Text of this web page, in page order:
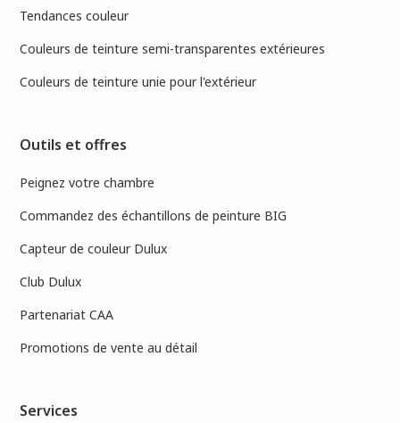
Tendances couleur
Couleurs de teinture semi-transparentes extérieures
Couleurs de teinture unie pour l'extérieur
Outils et offres
Peignez votre chambre
Commandez des échantillons de peinture BIG
Capteur de couleur Dulux
Club Dulux
Partenariat CAA
Promotions de vente au détail
Services